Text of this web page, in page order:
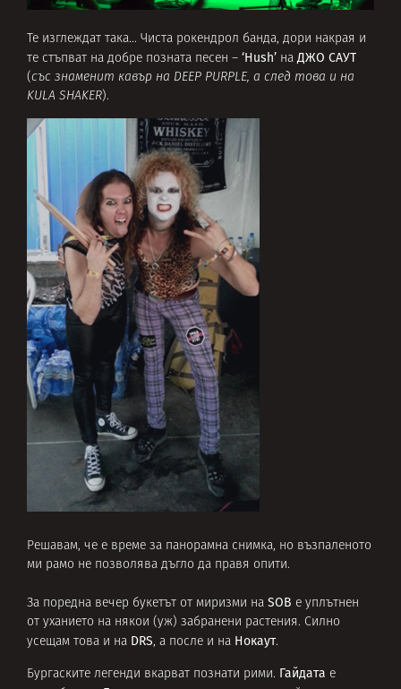
Те изглеждат така… Чиста рокендрол банда, дори накрая и
те стъпват на добре позната песен – ‘Hush’ наДЖО САУТ
(със знаменит кавър на DEEP PURPLE, а след това и на
KULA SHAKER).
Решавам, че е време за панорамна снимка, но възпаленото
ми рамо не позволява дъгло да правя опити.
За поредна вечер букетът от миризми на SOB e уплътнен
от уханието на някои (уж) забранени растения. Силно
усещам това и на DRS, а после и на Нокаут.
Бургаските легенди вкарват познати рими. Гайдата е